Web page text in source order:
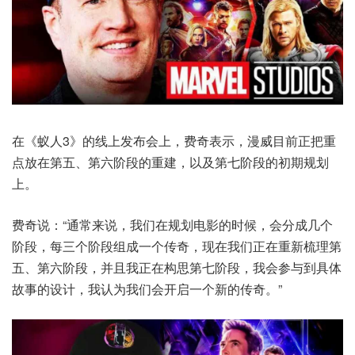
在《蚁人3》的线上发布会上，费奇表示，漫威目前正把重
点放在第五、第六阶段的重建，以及第七阶段的初期规划
上。
费奇说：“通常来说，我们在规划电影的时候，会分成几个
阶段，每三个阶段组成一个传奇，现在我们正在重新梳理第
五、第六阶段，并且我正在构思第七阶段，我会参与到具体
故事的设计，我认为我们会开启一个新的传奇。”